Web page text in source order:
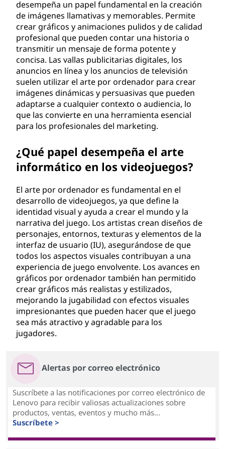
desempeña un papel fundamental en la creación
de imágenes llamativas y memorables. Permite
crear gráficos y animaciones pulidos y de calidad
profesional que pueden contar una historia o
transmitir un mensaje de forma potente y
concisa. Las vallas publicitarias digitales, los
anuncios en línea y los anuncios de televisión
suelen utilizar el arte por ordenador para crear
imágenes dinámicas y persuasivas que pueden
adaptarse a cualquier contexto o audiencia, lo
que las convierte en una herramienta esencial
para los profesionales del marketing.
¿Qué papel desempeña el arte
informático en los videojuegos?
El arte por ordenador es fundamental en el
desarrollo de videojuegos, ya que define la
identidad visual y ayuda a crear el mundo y la
narrativa del juego. Los artistas crean diseños de
personajes, entornos, texturas y elementos de la
interfaz de usuario (IU), asegurándose de que
todos los aspectos visuales contribuyan a una
experiencia de juego envolvente. Los avances en
gráficos por ordenador también han permitido
crear gráficos más realistas y estilizados,
mejorando la jugabilidad con efectos visuales
impresionantes que pueden hacer que el juego
sea más atractivo y agradable para los
jugadores.
Alertas por correo electrónico
Suscríbete a las notificaciones por correo electrónico de
Lenovo para recibir valiosas actualizaciones sobre
productos, ventas, eventos y mucho más...
Suscríbete >